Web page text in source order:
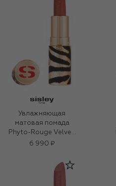
Увлажняющая
матовая помада
Phyto-Rouge Velvet,
оттенок 31
коричневый (3g)
6 990 ₽